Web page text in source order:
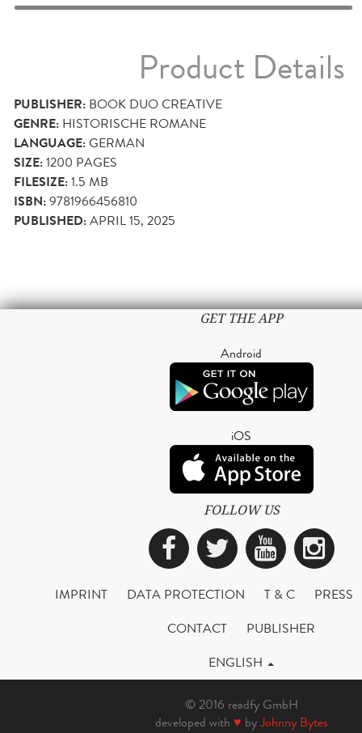
Product Details
PUBLISHER: BOOK DUO CREATIVE
GENRE: HISTORISCHE ROMANE
LANGUAGE:GERMAN
SIZE:1200 PAGES
FILESIZE:1.5 MB
ISBN:9781966456810
PUBLISHED:APRIL 15, 2025
GET THE APP
Android
iOS
FOLLOW US
Facebook
Twitter
IMPRINT DATA PROTECTION T & C
PRESS
CONTACT
PUBLISHER
ENGLISH
© 2016 readfy GmbH
developed with ♥ byJohnny Bytes